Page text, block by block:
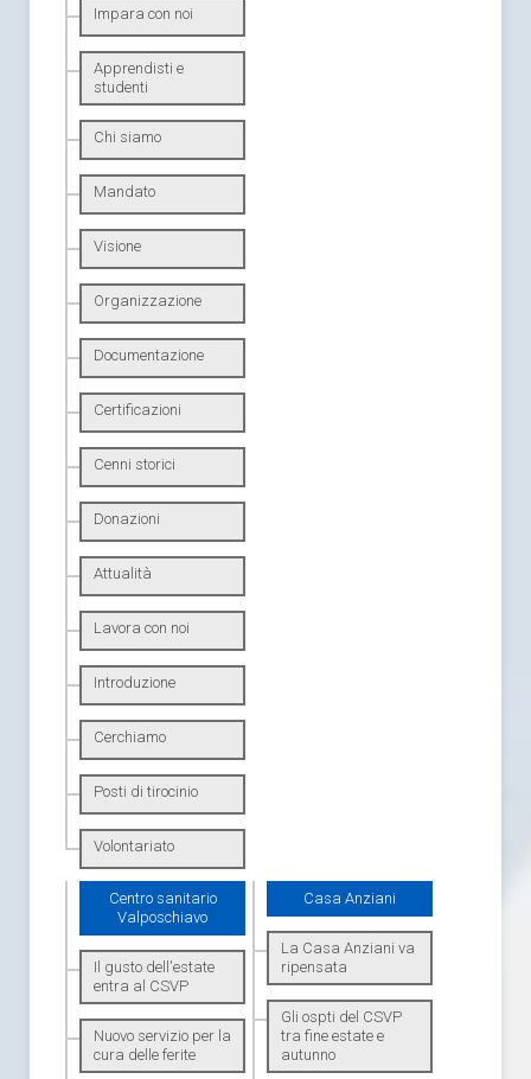
Impara con noi
Apprendisti e
studenti
Chi siamo
Mandato
Visione
Organizzazione
Documentazione
Certificazioni
Cenni storici
Donazioni
Attualità
Lavora con noi
Introduzione
Cerchiamo
Posti di tirocinio
Volontariato
Centro sanitario
Valposchiavo
Il gusto dell'estate
entra al CSVP
Nuovo servizio per la
cura delle ferite
Casa Anziani
La Casa Anziani va
ripensata
Gli ospti del CSVP
tra fine estate e
autunno